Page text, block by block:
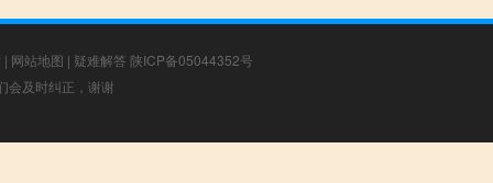
| 网站地图 | 疑难解答 陕ICP备05044352号
会及时纠正，谢谢